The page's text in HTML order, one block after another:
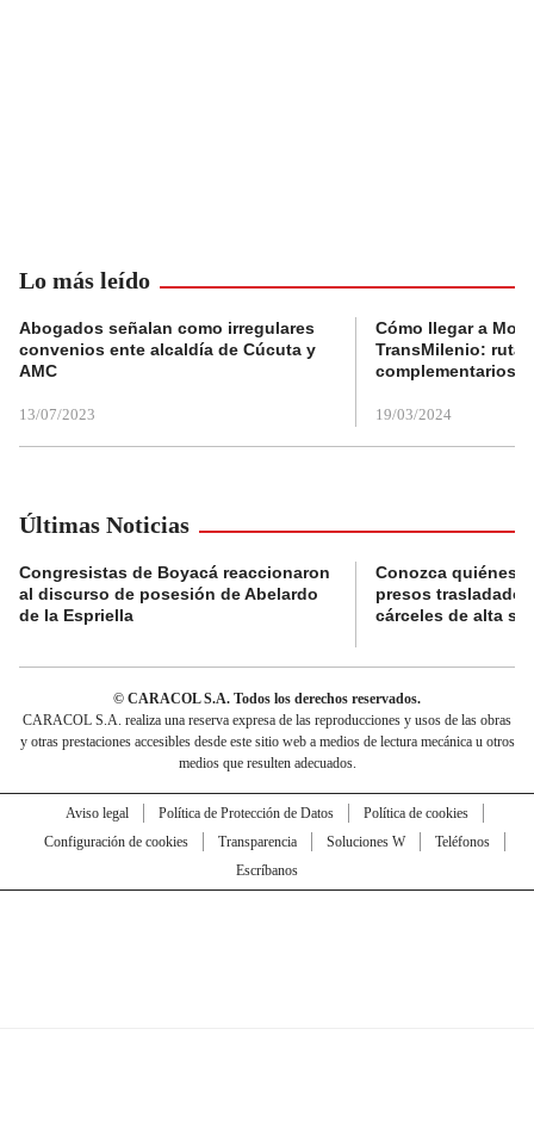
Lo más leído
Abogados señalan como irregulares
convenios ente alcaldía de Cúcuta y
AMC
13/07/2023
Cómo llegar a
TransMilenio:
complementarios
19/03/2024
Últimas Noticias
Congresistas de Boyacá reaccionaron
al discurso de posesión de Abelardo
de la Espriella
Conozca quiénes
presos
cárceles de alta
© CARACOL S.A. Todos los derechos reservados.
CARACOL S.A. realiza una reserva expresa de las reproducciones y usos de las obras
y otras prestaciones accesibles desde este sitio web a medios de lectura mecánica u otros
medios que resulten adecuados.
Aviso legal Política de Protección de Datos
Política de cookies
Configuración de cookies
Transparencia Soluciones W
Teléfonos
Escríbanos